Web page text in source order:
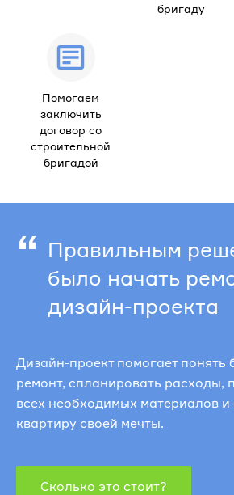
бригаду
Помогаем
заключить
договор со
строительной
бригадой
“ Правильным
было начать
дизайн-проекта
Дизайн-проект помогает понять
ремонт, спланировать расходы,
всех необходимых материалов и
квартиру своей мечты.
Сколько это стоит?